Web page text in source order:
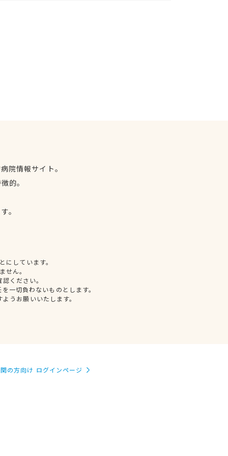
院情報サイト。
的。
。
しています。
せん。
ください。
一切負わないものとします。
うお願いいたします。
の方向け ログインページ